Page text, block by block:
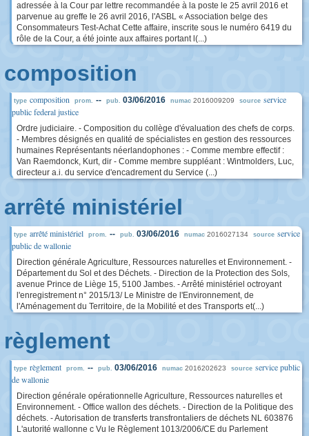
adressée à la Cour par lettre recommandée à la poste le 25 avril 2016 et
parvenue au greffe le 26 avril 2016, l'ASBL « Association belge des
Consommateurs Test-Achat Cette affaire, inscrite sous le numéro 6419 du
rôle de la Cour, a été jointe aux affaires portant l(...)
composition
type composition prom. -- pub. 03/06/2016 numac 2016009209 source service
public federal justice
Ordre judiciaire. - Composition du collège d'évaluation des chefs de corps.
- Membres désignés en qualité de spécialistes en gestion des ressources
humaines Représentants néerlandophones : - Comme membre effectif :
Van Raemdonck, Kurt, dir - Comme membre suppléant : Wintmolders, Luc,
directeur a.i. du service d'encadrement du Service (...)
arrêté ministériel
type arrêté ministériel prom. -- pub. 03/06/2016 numac 2016027134 source service
public de wallonie
Direction générale Agriculture, Ressources naturelles et Environnement. -
Département du Sol et des Déchets. - Direction de la Protection des Sols,
avenue Prince de Liège 15, 5100 Jambes. - Arrêté ministériel octroyant
l'enregistrement n° 2015/13/ Le Ministre de l'Environnement, de
l'Aménagement du Territoire, de la Mobilité et des Transports et(...)
règlement
type règlement prom. -- pub. 03/06/2016 numac 2016202623 source service public
de wallonie
Direction générale opérationnelle Agriculture, Ressources naturelles et
Environnement. - Office wallon des déchets. - Direction de la Politique des
déchets. - Autorisation de transferts transfrontaliers de déchets NL 603876
L'autorité wallonne c Vu le Règlement 1013/2006/CE du Parlement